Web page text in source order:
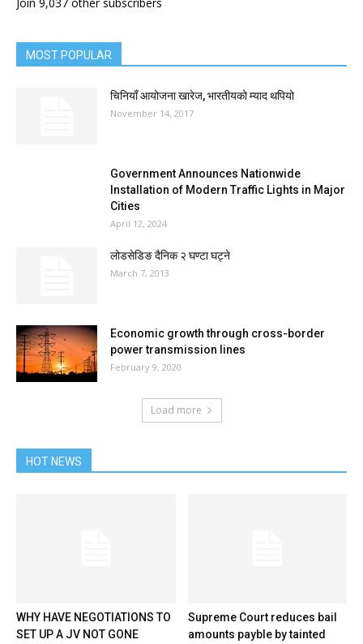
MOST POPULAR
चिनियाँ आयोजना खारेज, भारतीयको म्याद थपियो
November 14, 2017
Government Announces Nationwide
Installation of Modern Traffic Lights in Major
Cities
April 12, 2024
लोडसेडिङ दैनिक २ घण्टा घट्ने
March 7, 2013
Economic growth through cross-border
power transmission lines
February 9, 2020
Load more
HOT NEWS
WHY HAVE NEGOTIATIONS TO
SET UP A JV NOT GONE
Supreme Court reduces bail
amounts payble by tainted